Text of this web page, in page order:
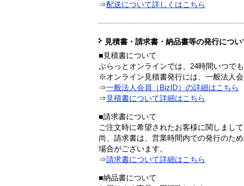
⇒配送について詳しくはこちら
見積書・請求書・納品書等の発行につい
■見積書について
ぷらっとオンラインでは、24時間いつで
※オンライン見積書発行には、一般法人
⇒一般法人会員（BizID）の詳細はこちら
⇒ 見積書について詳細はこちら
■請求書について
ご注文時に希望されたお客様に関しまし
尚、請求書は、営業時間内での発行のた
場合がございます。
⇒請求書について詳細はこちら
■納品書について